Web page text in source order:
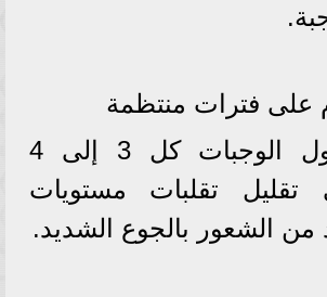
على فترات منتظمة
يساهم تناول الوجبات كل 3 إلى 4
تقلبات مستويات
من الشعور بالجوع الشديد.